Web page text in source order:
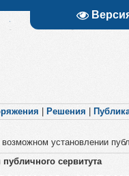
Решения
установлении
сервитута